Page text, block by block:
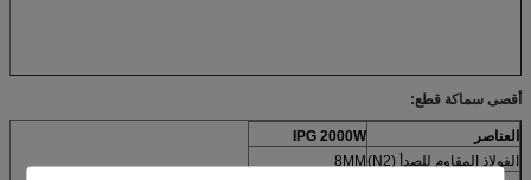
أقصى سماكة قطع:
العناصر
IPG 2000W
الفولاذ المقاوم للصدأ (N2)
8MM